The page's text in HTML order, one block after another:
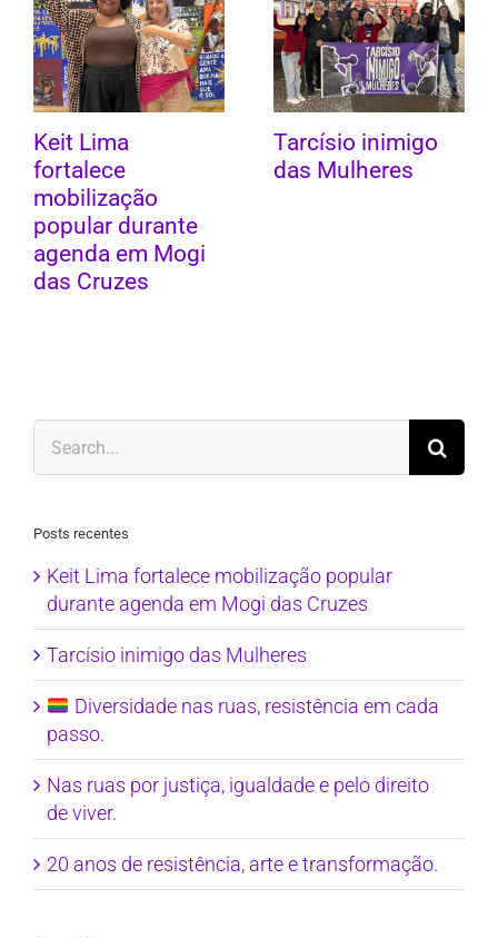
Keit Lima
fortalece
mobilização
popular durante
agenda em Mogi
das Cruzes
Tarcísio inimigo
das Mulheres
for:
Posts recentes
Keit Lima fortalece mobilização popular
durante agenda em Mogi das Cruzes
Tarcísio inimigo das Mulheres
Diversidade nas ruas, resistência em cada
passo.
Nas ruas por justiça, igualdade e pelo direito
de viver.
20 anos de resistência, arte e transformação.